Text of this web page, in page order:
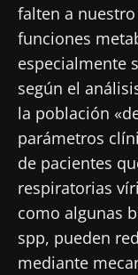
falten a
funciones
especialmente
según el
la población
parámetros
de pacientes
respiratorias
como algunas
spp, pueden
mediante